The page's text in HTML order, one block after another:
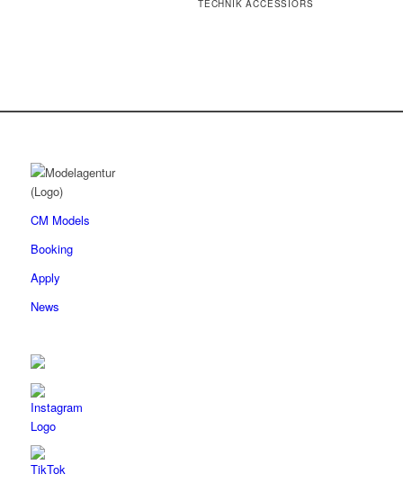
TECHNIK ACCESSIORS
CM Models
Booking
Apply
News